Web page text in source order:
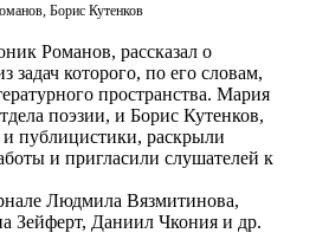
Борис Кутенков
Романов, рассказал о
задач которого, по его словам,
пространства. Мария
поэзии, и Борис Кутенков,
и публицистики, раскрыли
и пригласили слушателей к
Людмила Вязмитинова,
Зейферт, Даниил Чкония и др.